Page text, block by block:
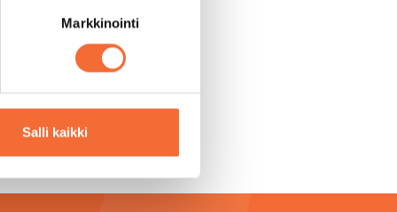
Markkinointi
Salli kaikki